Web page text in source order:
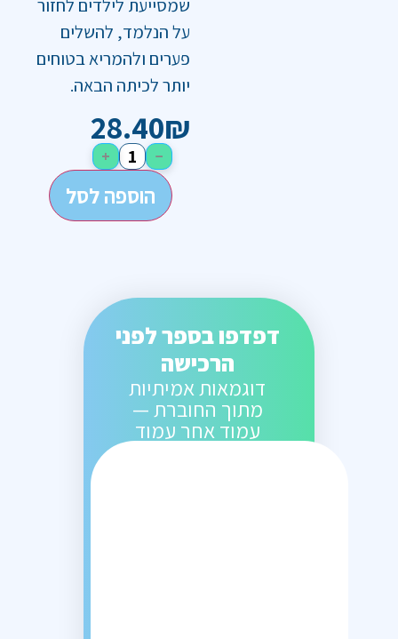
שמסייעת לילדים לחזור
על הנלמד, להשלים
פערים ולהמריא בטוחים
יותר לכיתה הבאה.
28.40₪
−
+
הוספה לסל
דפדפו בספר לפני
הרכישה
דוגמאות אמיתיות
מתוך החוברת —
עמוד אחר עמוד